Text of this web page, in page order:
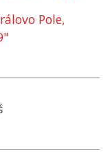
Pole,